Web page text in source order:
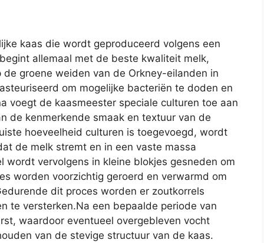
kaas die wordt geproduceerd volgens een
allemaal met de beste kwaliteit melk,
groene weiden van de Orkney-eilanden in
om mogelijke bacteriën te doden en
voegt de kaasmeester speciale culturen toe aan
de kenmerkende smaak en textuur van de
hoeveelheid culturen is toegevoegd, wordt
de melk stremt en in een vaste massa
vervolgens in kleine blokjes gesneden om
worden voorzichtig geroerd en verwarmd om
dit proces worden er zoutkorrels
te versterken.Na een bepaalde periode van
waardoor eventueel overgebleven vocht
van de stevige structuur van de kaas.